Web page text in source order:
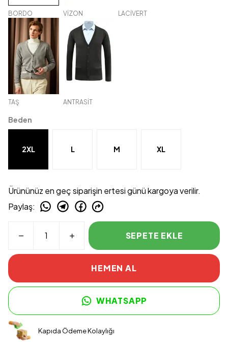
BORDO VİZON LACİVERT
TAŞ ANTRASİT
Beden
2XL L M XL
Ürününüz en geç siparişin ertesi günü kargoya verilir.
Paylaş:
SEPETE EKLE
HEMEN AL
WHATSAPP
Kapıda Ödeme Kolaylığı